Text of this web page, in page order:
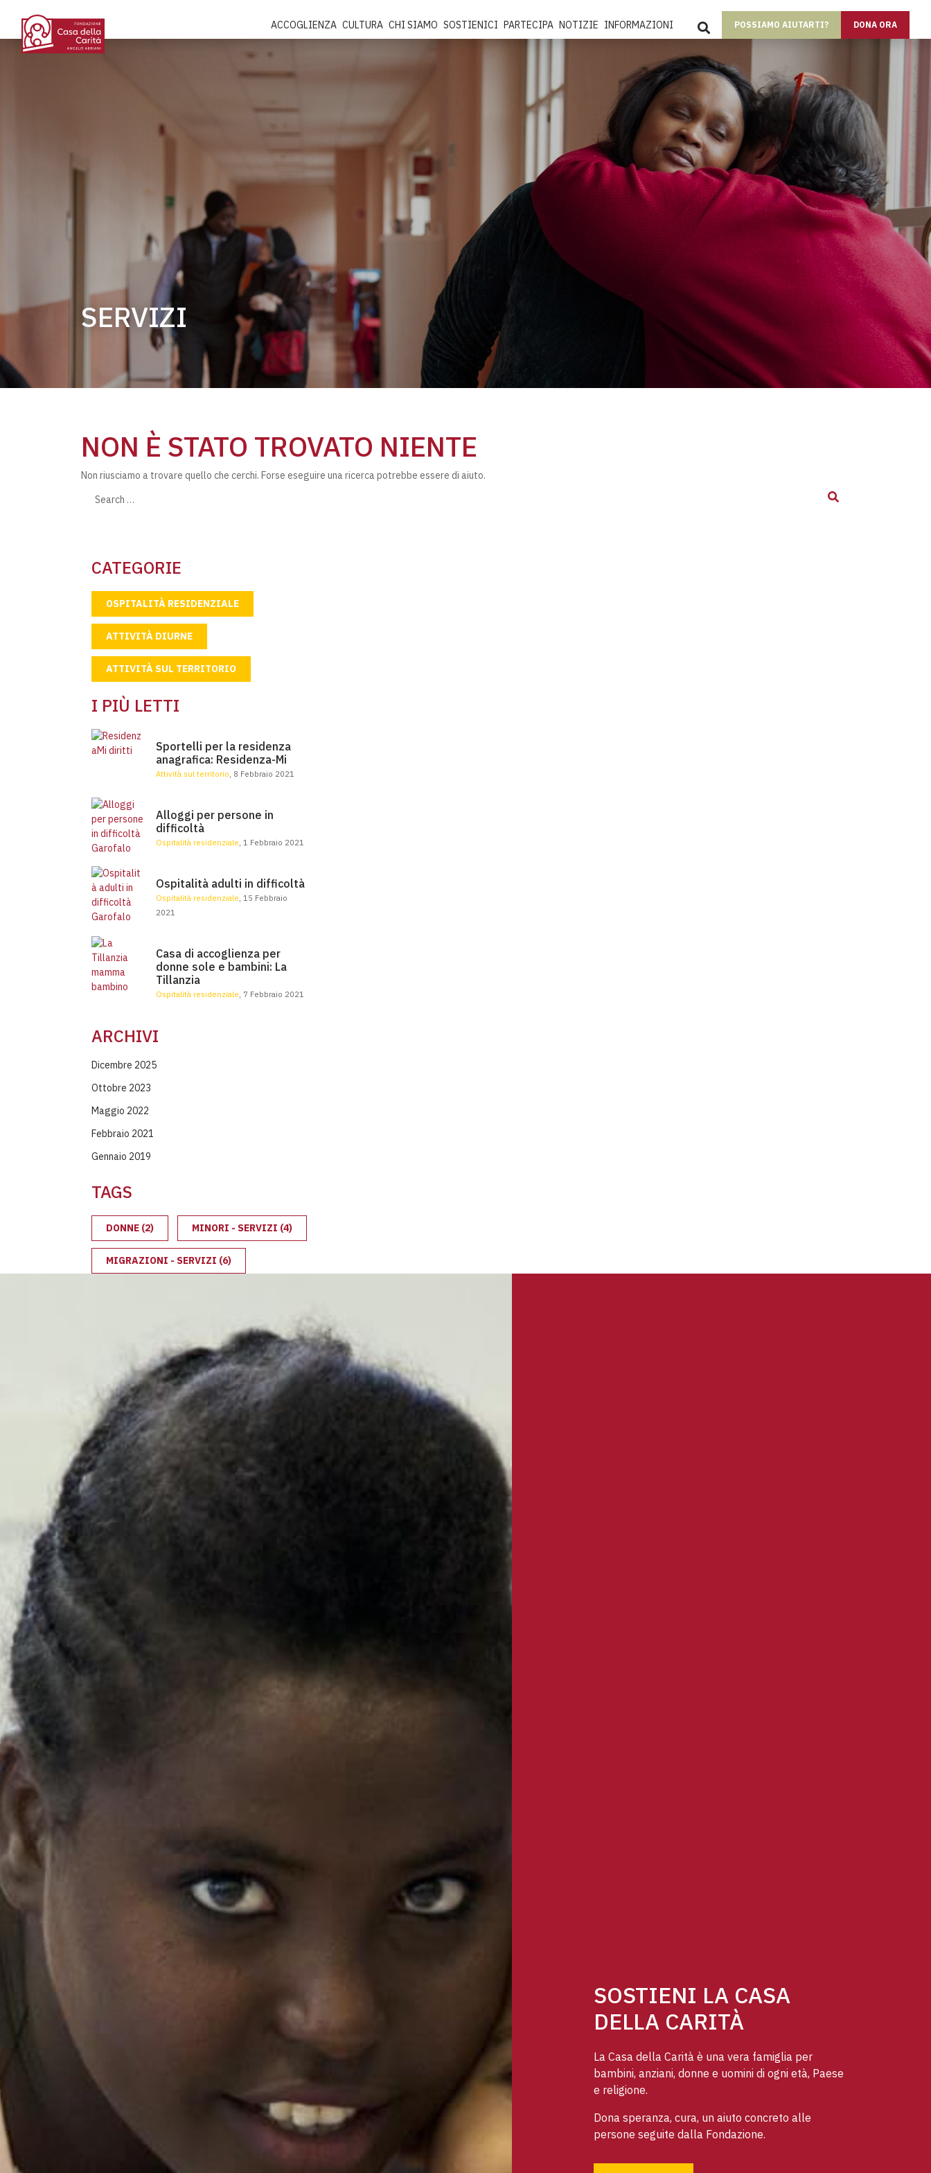
ACCOGLIENZA CULTURA CHI SIAMO SOSTIENICI PARTECIPA NOTIZIE INFORMAZIONI POSSIAMO AIUTARTI? DONA ORA
SERVIZI
NON È STATO TROVATO NIENTE
Non riusciamo a trovare quello che cerchi. Forse eseguire una ricerca potrebbe essere di aiuto.
CATEGORIE
OSPITALITÀ RESIDENZIALE
ATTIVITÀ DIURNE
ATTIVITÀ SUL TERRITORIO
I PIÙ LETTI
Sportelli per la residenza anagrafica: Residenza-Mi
Sportelli per la residenza
anagrafica: Residenza-Mi
Attività sul territorio, 8 Febbraio 2021
Alloggi per persone in
difficoltà
Ospitalità residenziale, 1 Febbraio 2021
Ospitalità adulti in difficoltà
Ospitalità residenziale, 15 Febbraio
2021
Casa di accoglienza per
donne sole e bambini: La
Tillanzia
Ospitalità residenziale, 7 Febbraio 2021
ARCHIVI
Dicembre 2025
Ottobre 2023
Maggio 2022
Febbraio 2021
Gennaio 2019
TAGS
DONNE (2) MINORI - SERVIZI (4)
MIGRAZIONI - SERVIZI (6)
SOSTIENI LA CASA
DELLA CARITÀ
La Casa della Carità è una vera famiglia per
bambini, anziani, donne e uomini di ogni età, Paese
e religione.
Dona speranza, cura, un aiuto concreto alle
persone seguite dalla Fondazione.